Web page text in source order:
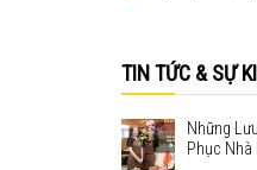
TIN TỨC & SỰ
Những
Phục Nhà